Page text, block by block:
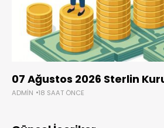
07 Ağustos 2026 Sterlin
ADMIN 18 SAAT ÖNCE